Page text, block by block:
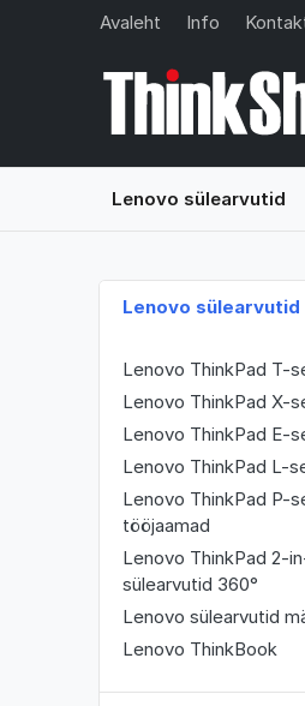
Avaleht Info
Lenovo sülearvutid
Lenovo sülearvutid
Lenovo ThinkPad T-
Lenovo ThinkPad X-
Lenovo ThinkPad E-
Lenovo ThinkPad L-
Lenovo ThinkPad P-
tööjaamad
Lenovo ThinkPad 2-
sülearvutid 360°
Lenovo sülearvutid
Lenovo ThinkBook